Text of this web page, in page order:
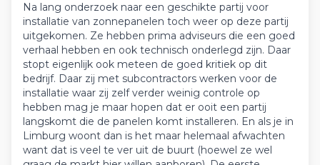
Na lang onderzoek naar een geschikte partij voor
installatie van zonnepanelen toch weer op deze partij
uitgekomen. Ze hebben prima adviseurs die een goed
verhaal hebben en ook technisch onderlegd zijn. Daar
stopt eigenlijk ook meteen de goed kritiek op dit
bedrijf. Daar zij met subcontractors werken voor de
installatie waar zij zelf verder weinig controle op
hebben mag je maar hopen dat er ooit een partij
langskomt die de panelen komt installeren. En als je in
Limburg woont dan is het maar helemaal afwachten
want dat is veel te ver uit de buurt (hoewel ze wel